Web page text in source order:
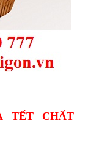
TẾT CHẤT